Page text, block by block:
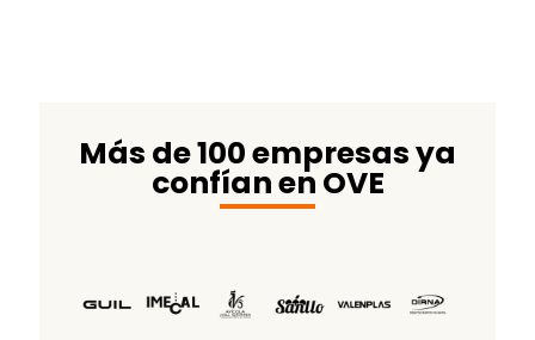
Más de 100 empresas ya
confían en OVE